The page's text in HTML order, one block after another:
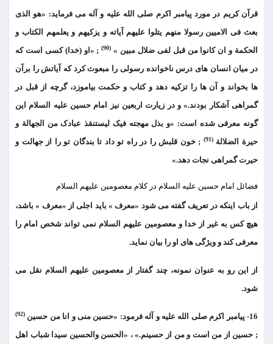
قرآن کریم در مورد پیامبر اکرم صلی الله علیه و آله می فرماید: «هو الذی
بعث فی الامیین رسولا منهم یتلوا علیهم آیاته و یزکیهم و یعلمهم الکتاب و
الحکمة و ان کانوا من قبل لفی ضلال مبین » (90)
; «او (خدا) کسی است که
در میان انسان های درس ناخوانده رسولی را مبعوث کرد که آیاتش را برآن
ها بخواند و آن ها را تزکیه دهد و کتاب و حکمت بیاموزد، گرچه از قبل در
گمراهی آشکار بودند.» و در زیارت اربعین نیز امام حسین علیه السلام این
گونه معرفی شده است: «و بذل مهجته فیک لیستنقذ عبادک من الجهالة و
حیرة الضلالة(91)
; خون قلبش را در راه تو داد تا بندگان تو را از جهالت و
حیرت گمراهی نجات دهد.»
فضائل امام حسین علیه السلام در کلام معصومین علیهم السلام
از باب اینکه در تعریف گفته می شود «معرف » باید اجلی از «معرف » باشد،
هیچ کس به غیر از خدا و معصومین علیهم السلام نمی تواند شخص امام را
معرفی کند و ویژگی های او را بیان نماید.
از این رو به عنوان نمونه، چند گفتار از معصومین علیهم السلام نقل می
شود.
16- پیامبر اکرم صلی الله علیه و آله فرمود: «حسین منی و انا من حسین (92)
; حسین از من است و من از حسینم.» ، «الحسن والحسین سیدا شباب اهل